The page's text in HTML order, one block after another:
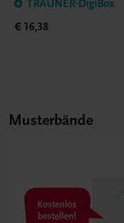
TRAUNER-DigiBox
€ 16,38
Musterbände